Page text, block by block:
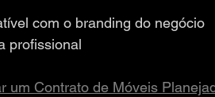
com o branding do negócio
profissional
um Contrato de Móveis